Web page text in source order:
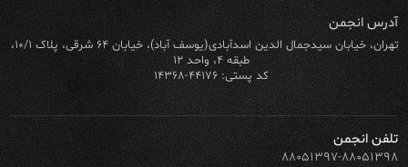
آدرس انجمن
تهران، خیابان سیدجمال الدین اسدآبادی(یوسف آباد)، خیابان ۶۴ شرقی، پلاک ۱۰/۱،
طبقه ۴، واحد ۱۲
کد پستی: ۴۴۱۷۶-۱۴۳۶۸
تلفن انجمن
۸۸۰۵۱۳۹۷-۸۸۰۵۱۳۹۸